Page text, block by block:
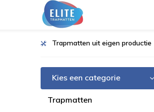
Trapmatten uit eigen productie
Kies een categorie
Trapmatten